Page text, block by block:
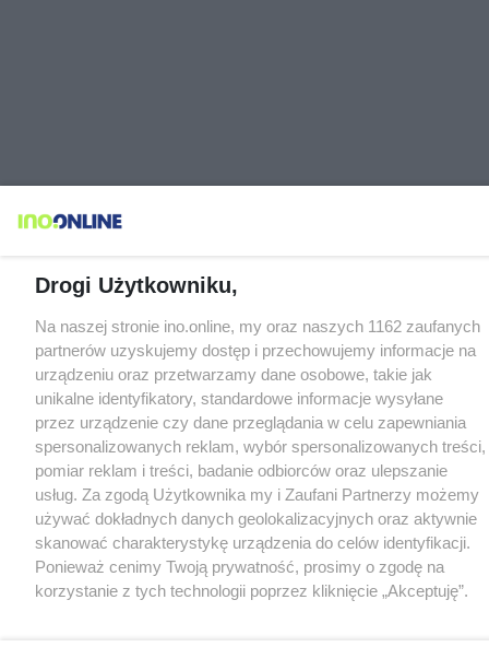
Drogi Użytkowniku,
Na naszej stronie ino.online, my oraz naszych 1162 zaufanych
partnerów uzyskujemy dostęp i przechowujemy informacje na
urządzeniu oraz przetwarzamy dane osobowe, takie jak
unikalne identyfikatory, standardowe informacje wysyłane
przez urządzenie czy dane przeglądania w celu zapewniania
spersonalizowanych reklam, wybór spersonalizowanych treści,
pomiar reklam i treści, badanie odbiorców oraz ulepszanie
usług. Za zgodą Użytkownika my i Zaufani Partnerzy możemy
używać dokładnych danych geolokalizacyjnych oraz aktywnie
skanować charakterystykę urządzenia do celów identyfikacji.
Ponieważ cenimy Twoją prywatność, prosimy o zgodę na
korzystanie z tych technologii poprzez kliknięcie „Akceptuję”.